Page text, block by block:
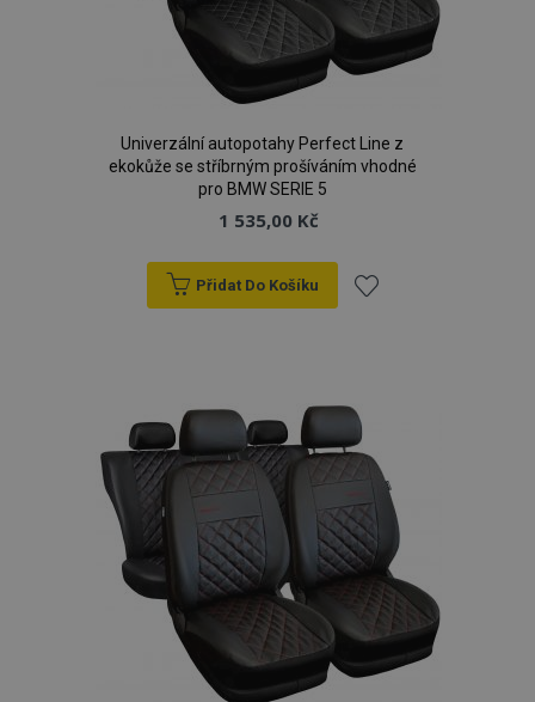
Univerzální autopotahy Perfect Line z
ekokůže se stříbrným prošíváním vhodné
pro BMW SERIE 5
1 535,00 Kč
Přidat Do Košíku
oblíbeným